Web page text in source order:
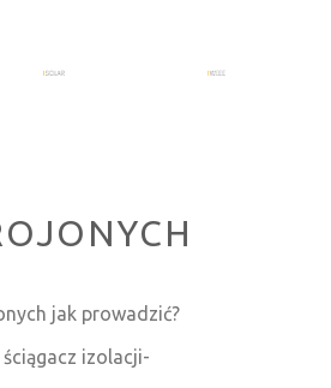
jak prowadzić?
izolacji-